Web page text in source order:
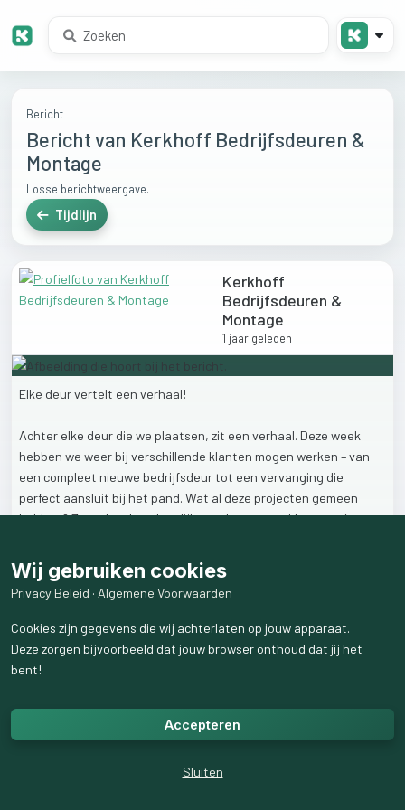
Bericht
Bericht van Kerkhoff Bedrijfsdeuren &
Montage
Losse berichtweergave.
Tijdlijn
Kerkhoff
Bedrijfsdeuren &
Montage
1 jaar geleden
Elke deurvertelt een verhaal!
Achter elke deur die we plaatsen, zit een verhaal. Deze week
hebben we weer bij verschillende klanten mogen werken –van
een compleet nieuwe bedrijfsdeur tot een vervanging die
perfect aansluit bij het pand. Wat al deze projecten gemeen
hebben?Zemakenhetdagelijkswerkvanonzeklantennéteven
Somsisheteendeurdienajarentrouwe
vervangen,somseen gloednieuweentree
groeit.
Wat ook is, wij zorgen een
vakkundige
en een perfect eindresultaat.
kunnenbetekenen?Westaanvoorjeklaar!
Wij gebruiken cookies
Privacy Beleid · Algemene Voorwaarden
Cookies zijn gegevens die wij achterlaten op jouw apparaat.
Deze zorgen bijvoorbeeld dat jouw browser onthoud dat jij het
bent!
Accepteren
Sluiten